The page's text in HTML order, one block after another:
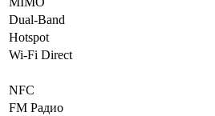
Dual-Band
Hotspot
Wi-Fi Direct
NFC
FM Радио